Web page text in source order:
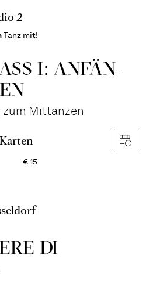
2
Tanz mit!
I: ANFÄN­
Mittanzen
Karten
€15
DI